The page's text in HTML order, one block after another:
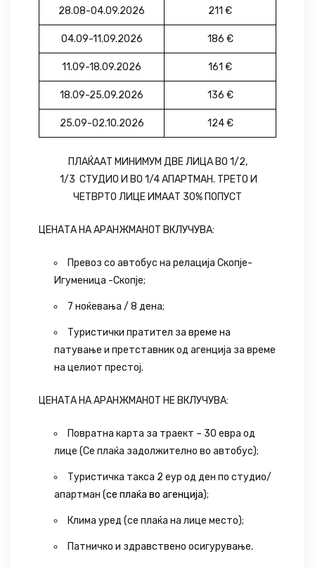
28.08-04.09.2026 211 €
04.09-11.09.2026 186 €
11.09-18.09.2026 161 €
18.09-25.09.2026 136 €
25.09-02.10.2026 124 €
ПЛАЌААТ МИНИМУМ ДВЕ ЛИЦА ВО 1/2,
1/3 СТУДИО И ВО 1/4 АПАРТМАН. ТРЕТО И
ЧЕТВРТО ЛИЦЕ ИМААТ 30% ПОПУСТ
ЦЕНАТА НА АРАНЖМАНОТ ВКЛУЧУВА:
Превоз со автобус на релација Скопје-
Игуменица -Скопје;
7 ноќевања / 8 дена;
Туристички пратител за време на
патување и претставник од агенција за време
на целиот престој.
ЦЕНАТА НА АРАНЖМАНОТ НЕ ВКЛУЧУВА:
Повратна карта за траект – 30 евра од
лице (Се плаќа задолжително во автобус);
Туристичка такса 2 еур од ден по студио/
апартман (се плаќа во агенција);
Клима уред (се плаќа на лице место);
Патничко и здравствено осигурување.